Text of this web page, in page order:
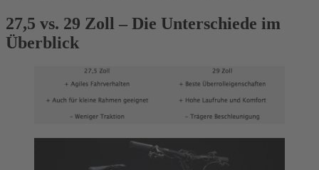
27,5 vs. 29 Zoll – Die Unterschiede im
Überblick